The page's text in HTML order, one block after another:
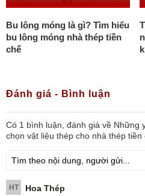
Bu lông móng là gì? Tìm hiểu
bu lông móng nhà thép tiền
chế
Đánh giá - Bình luận
Có 1 bình luận, đánh giá về Những
chọn vật liệu thép cho nhà thép tiền
HT
Hoa Thép